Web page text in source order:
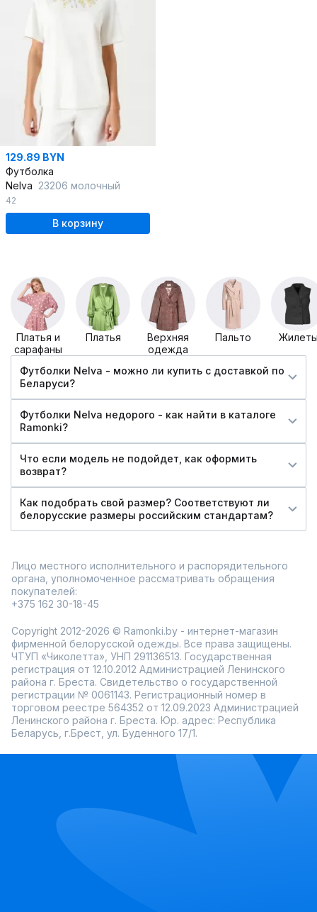
129.89 BYN
Футболка
Nelva 23206 молочный
42
В корзину
Платья и
сарафаны
Платья
Верхняя
одежда
Пальто
Футболки Nelva - можно ли купить c доставкой по
Беларуси?
Футболки Nelva недорого - как найти в каталоге
Ramonki?
Что если модель не подойдет, как оформить
возврат?
Как подобрать свой размер? Соответствуют ли
белорусские размеры российским стандартам?
Лицо местного исполнительного и распорядительного
органа, уполномоченное рассматривать обращения
покупателей:
+375 162 30-18-45
Copyright 2012-2026 © Ramonki.by - интернет-магазин
фирменной белорусской одежды. Все права защищены.
ЧТУП «Чиколетта», УНП 291136513. Государственная
регистрация от 12.10.2012 Администрацией Ленинского
района г. Бреста. Свидетельство о государственной
регистрации № 0061143. Регистрационный номер в
торговом реестре 564352 от 12.09.2023 Администрацией
Ленинского района г. Бреста. Юр. адрес: Республика
Беларусь, г.Брест, ул. Буденного 17/1.